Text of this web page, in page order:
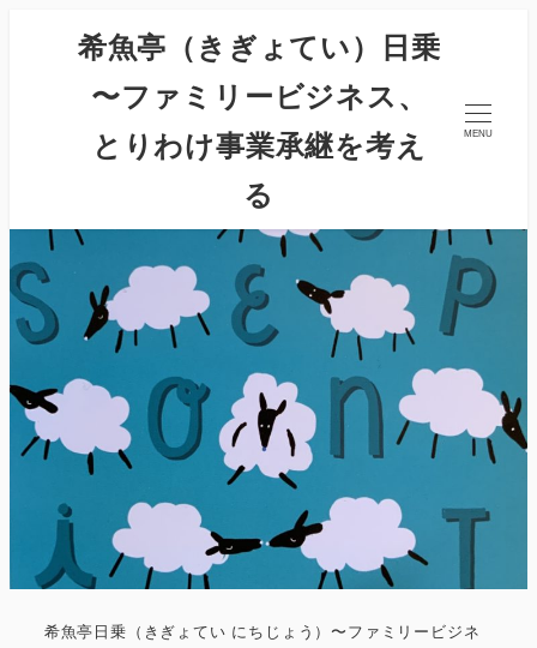
希魚亭（きぎょてい）日乗
〜ファミリービジネス、
とりわけ事業承継を考え
る
MENU
希魚亭日乗（きぎょてい にちじょう）〜ファミリービジネ